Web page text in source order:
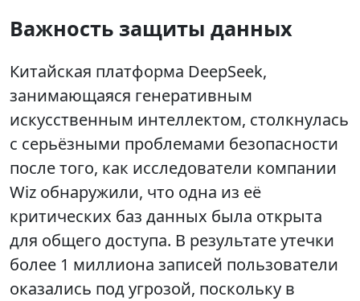
Важность защиты данных
Китайская платформа DeepSeek,
занимающаяся генеративным
искусственным интеллектом, столкнулась
с серьёзными проблемами безопасности
после того, как исследователи компании
Wiz обнаружили, что одна из её
критических баз данных была открыта
для общего доступа. В результате утечки
более 1 миллиона записей пользователи
оказались под угрозой, поскольку в